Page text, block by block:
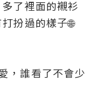
了裡面的襯衫
扮過的樣子🌐
，誰看了不會少